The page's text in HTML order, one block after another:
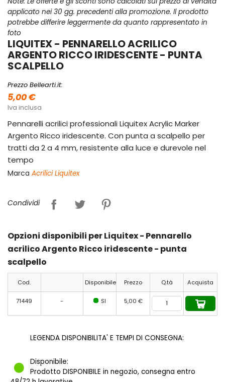
applicato nei 30 gg. precedenti alla promozione. Il prodotto
potrebbe differire leggermente da quanto rappresentato in
foto
LIQUITEX - PENNARELLO ACRILICO
ARGENTO RICCO IRIDESCENTE - PUNTA
SCALPELLO
Prezzo Bellearti.it:
5,00 €
Iva inclusa
Pennarelli acrilici professionali Liquitex Acrylic Marker
Argento Ricco iridescente. Con punta a scalpello per
tratti da 2 a 4 mm, resistente alla luce e durevole nel
tempo
Marca Acrilici Liquitex
Condividi
Opzioni disponibili per Liquitex - Pennarello
acrilico Argento Ricco iridescente - punta
scalpello
Cod. Disponibile Prezzo Q.tà Acquista
71449 - SI 5,00 €
LEGENDA DISPONIBILITA' E TEMPI DI CONSEGNA:
Disponibile:
Prodotto DISPONIBILE in negozio, consegna entro